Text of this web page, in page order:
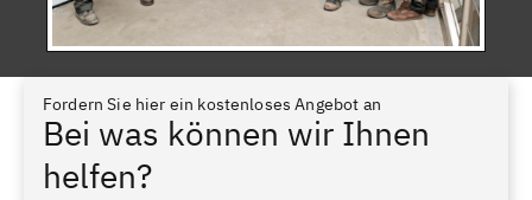
Fordern Sie hier ein kostenloses Angebot an
Bei was können wir Ihnen
helfen?